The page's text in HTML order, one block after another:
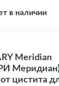
в наличии
Meridian
цистита